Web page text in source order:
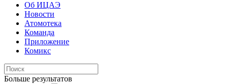
Об ИЦАЭ
Новости
Атомотека
Команда
Приложение
Комикс
Больше результатов